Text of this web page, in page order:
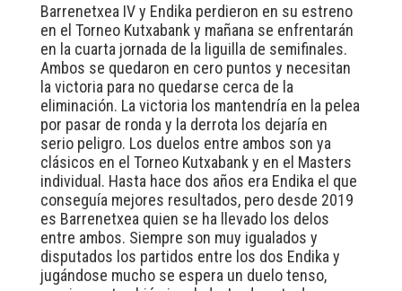
Barrenetxea IV y Endika perdieron en su estreno
en el Torneo Kutxabank y mañana se enfrentarán
en la cuarta jornada de la liguilla de semifinales.
Ambos se quedaron en cero puntos y necesitan
la victoria para no quedarse cerca de la
eliminación. La victoria los mantendría en la pelea
por pasar de ronda y la derrota los dejaría en
serio peligro. Los duelos entre ambos son ya
clásicos en el Torneo Kutxabank y en el Masters
individual. Hasta hace dos años era Endika el que
conseguía mejores resultados, pero desde 2019
es Barrenetxea quien se ha llevado los delos
entre ambos. Siempre son muy igualados y
disputados los partidos entre los dos Endika y
jugándose mucho se espera un duelo tenso,